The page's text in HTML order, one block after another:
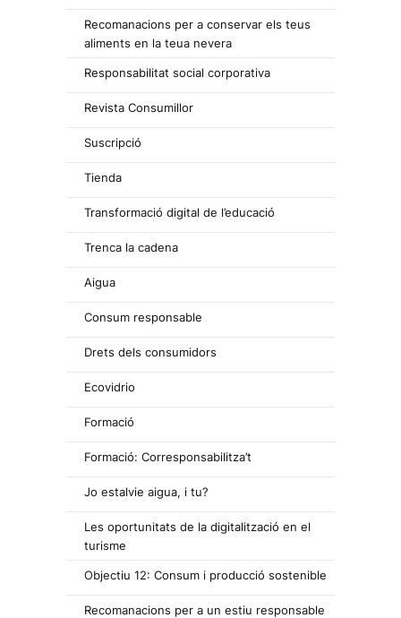
Recomanacions per a conservar els teus
aliments en la teua nevera
Responsabilitat social corporativa
Revista Consumillor
Suscripció
Tienda
Transformació digital de l’educació
Trenca la cadena
Aigua
Consum responsable
Drets dels consumidors
Ecovidrio
Formació
Formació: Corresponsabilitza’t
Jo estalvie aigua, i tu?
Les oportunitats de la digitalització en el
turisme
Objectiu 12: Consum i producció sostenible
Recomanacions per a un estiu responsable